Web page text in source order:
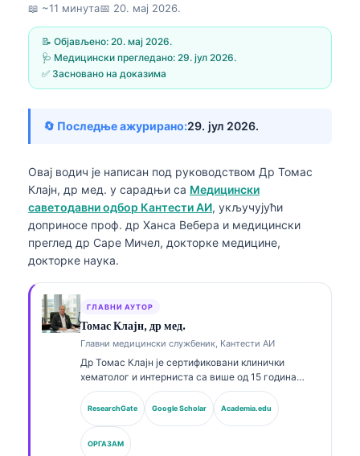
📖 ~11 минута📅 20. мај 2026.
📝 Објављено: 20. мај 2026.
🩺 Медицински прегледано: 29. јул 2026.
✅ Засновано на доказима
🔄 Последње ажурирано:29. јул 2026.
Овај водич је написан под руководством Др Томас
Клајн, др мед. у сарадњи са Медицински
саветодавни одбор Кантести АИ, укључујући
доприносе проф. др Ханса Вебера и медицински
преглед др Саре Мичел, докторке медицине,
докторке наука.
ГЛАВНИ АУТОР
Томас Клајн, др мед.
Главни медицински службеник, Кантести АИ
Др Томас Клајн је сертификовани клинички
хематолог и интерниста са више од 15 година
искуства у лабораторијској медицини и клиничкој
анализи уз помоћ вештачке интелигенције. Као
главни медицински директор у Kantesti AI, он
пружа клинички надзор над медицинском
тачношћу власничке неуралне мреже. Др Клајн је
ResearchGate Google Scholar Academia.edu
ОРГАЗАМ